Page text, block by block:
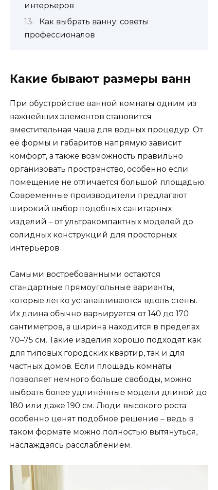
интерьеров
Как выбрать ванну: советы
профессионалов
Какие бывают размеры ванн
При обустройстве ванной комнаты одним из
важнейших элементов становится
вместительная чаша для водных процедур. От
её формы и габаритов напрямую зависит
комфорт, а также возможность правильно
организовать пространство, особенно если
помещение не отличается большой площадью.
Современные производители предлагают
широкий выбор подобных санитарных
изделий – от ультракомпактных моделей до
солидных конструкций для просторных
интерьеров.
Самыми востребованными остаются
стандартные прямоугольные варианты,
которые легко устанавливаются вдоль стены.
Их длина обычно варьируется от 140 до 170
сантиметров, а ширина находится в пределах
70–75 см. Такие изделия хорошо подходят как
для типовых городских квартир, так и для
частных домов. Если площадь комнаты
позволяет немного больше свободы, можно
выбрать более удлинённые модели длиной до
180 или даже 190 см. Люди высокого роста
особенно ценят подобное решение – ведь в
таком формате можно полностью вытянуться,
наслаждаясь расслаблением.